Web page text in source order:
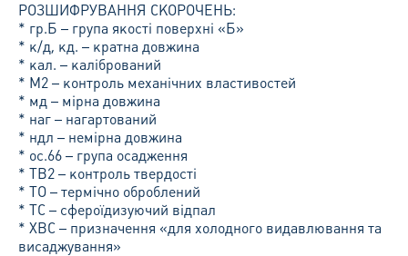
РОЗШИФРУВАННЯ СКОРОЧЕНЬ:
* гр.Б – група якості поверхні «Б»
* к/д, кд. – кратна довжина
* кал. – калібрований
* М2 – контроль механічних властивостей
* мд – мірна довжина
* наг – нагартований
* ндл – немірна довжина
* ос.66 – група осадження
* ТВ2 – контроль твердості
* ТО – термічно оброблений
* ТС – сфероїдизуючий відпал
* ХВС – призначення «для холодного видавлювання та
висаджування»